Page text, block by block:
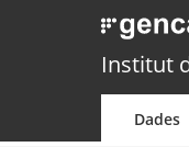
Institut
Dades